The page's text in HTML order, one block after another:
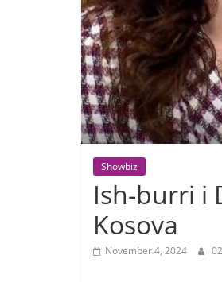
Showbiz
Ish-burri i
Kosova
November 4, 2024